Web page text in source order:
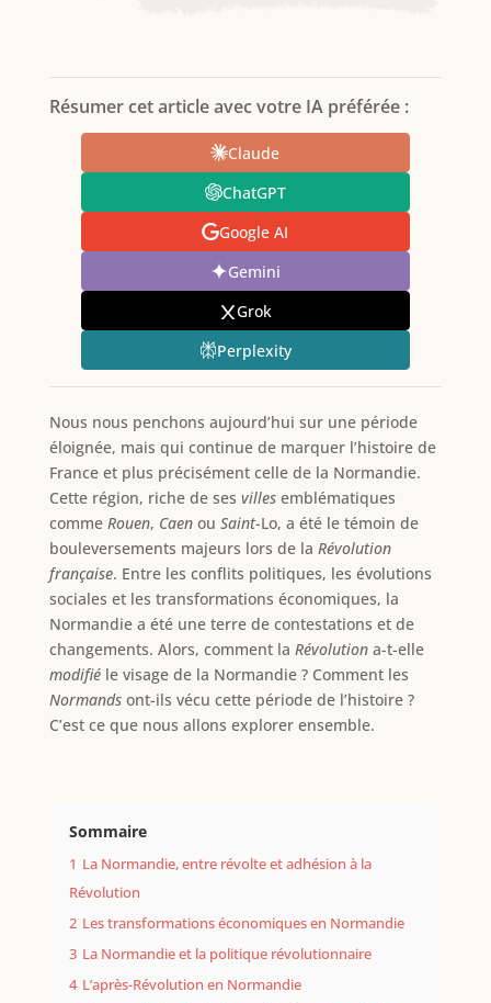
Résumer cet article avec votre IA préférée :
Claude
ChatGPT
Google AI
Gemini
Grok
Perplexity
Nous nous penchons aujourd’hui sur une période
éloignée, mais qui continue de marquer l’histoire de
France et plus précisément celle de la Normandie.
Cette région, riche de ses villesemblématiques
comme Rouen, Caenou Saint-Lo, a été le témoin de
bouleversements majeurs lors de la Révolution
française. Entre les conflits politiques, les évolutions
sociales et les transformations économiques, la
Normandie a été une terre de contestations et de
changements. Alors, comment la Révolutiona-t-elle
modifiéle visage de la Normandie ? Comment les
Normandsont-ils vécu cette période de l’histoire ?
C’est ce que nous allons explorer ensemble.
Sommaire
1 La Normandie, entre révolte et adhésion à la
Révolution
2 Les transformations économiques en Normandie
3 La Normandie et la politique révolutionnaire
4 L’après-Révolution en Normandie